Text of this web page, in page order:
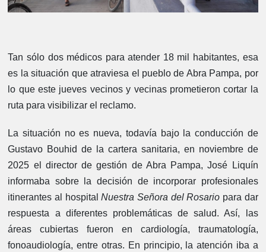
Tan sólo dos médicos para atender 18 mil habitantes, esa
es la situación que atraviesa el pueblo de Abra Pampa, por
lo que este jueves vecinos y vecinas prometieron cortar la
ruta para visibilizar el reclamo.
La situación no es nueva, todavía bajo la conducción de
Gustavo Bouhid de la cartera sanitaria, en noviembre de
2025 el director de gestión de Abra Pampa, José Liquín
informaba sobre la decisión de incorporar profesionales
itinerantes al hospitalNuestra Señora del Rosario para dar
respuesta a diferentes problemáticas de salud. Así, las
áreas cubiertas fueron en cardiología, traumatología,
fonoaudiología, entre otras. En principio, la atención iba a